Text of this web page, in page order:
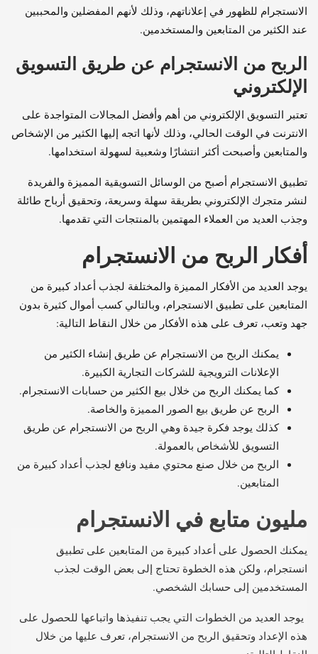
الانستجرام للظهور في إعلاناتهم، وذلك لأنهم المفضلين والمحببين
عند الكثير من المتابعين والمستخدمين.
الربح من الانستجرام عن طريق التسويق
الإلكتروني
تعتبر التسويق الإلكتروني من أهم وأفضل المجالات المتواجدة على
الانترنت في الوقت الحالي، وذلك لأنها اتجه إليها الكثير من الإشخاص
والمتابعين وأصبحت أكثر انتشارًا وشعبية لسهولة استخدامها.
تطبيق الانستجرام أصبح من الوسائل التسويقية المميزة والفريدة
لنشر متجرك الإلكتروني بطريقة سهلة وسريعة، وتحقيق أرباح طائلة
وجذب العديد من العملاء المهتمين بالمنتجات التي تقدمها.
أفكار الربح من الانستجرام
يوجد العديد من الأفكار المميزة والمختلفة لجذب أعداد كبيرة من
المتابعين على تطبيق الانستجرام، وبالتالي كسب أموال كثيرة بدون
جهد وتعب، تعرف على هذه الأفكار من خلال النقاط التالية:
يمكنك الربح من الانستجرام عن طريق إنشاء الكثير من
الإعلانات الترويجية للشركات التجارية الكبيرة.
كما يمكنك الربح من خلال بيع الكثير من حسابات الانستجرام.
الربح عن طريق بيع الصور المميزة والخاصة.
كذلك يوجد فكرة جيدة وهي الربح من الانستجرام عن طريق
التسويق للأشخاص بالعمولة.
الربح من خلال صنع محتوي مفيد ونافع لجذب أعداد كبيرة من
المتابعين.
مليون متابع في الانستجرام
يمكنك الحصول على أعداد كبيرة من المتابعين على تطبيق
انستجرام، ولكن هذه الخطوة تحتاج إلى بعض الوقت لجذب
المستخدمين إلى حسابك الشخصي.
يوجد العديد من الخطوات التي يجب تنفيذها واتباعها للحصول على
هذه الإعداد وتحقيق الربح من الانستجرام، تعرف عليها من خلال